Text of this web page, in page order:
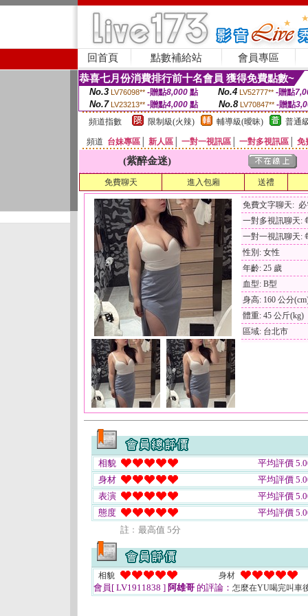
回首頁 點數補給站 會員專區
恭喜七月份消費排行前十名會員 獲得免費點數~
No.3 LV76098** -贈點8,000點 No.4 LV52777** -贈點
No.7 LV23213** -贈點4,000 點 No.8 LV70847** -贈點
頻道指數
限制級(火辣) 輔導級(曖昧) 普通
頻道 台妹專區 新人區 一對一視訊區 一對多視訊區 免
(紫醉金迷)
免費聊天 進入包廂 送禮
免費文字聊天:
一對多視訊聊天:
一對一視訊聊天:
性別: 女性
年齡: 25 歲
血型: B型
身高: 160 公分
體重: 45 公斤(kg)
區域: 台北市
相貌
平均評價
身材
平均評價
表演
平均評價
態度
平均評價
註﹕最高值 5分
相貌 身材
會員[ LV1911838 ] 阿雄哥 的評論： 怎麼在YU喝完叫車